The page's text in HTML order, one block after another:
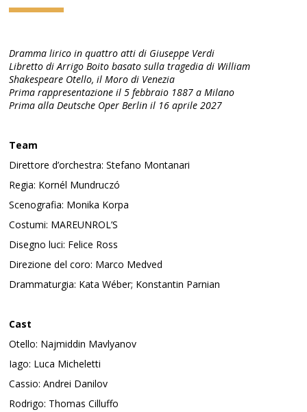
Dramma lirico in quattro atti di Giuseppe Verdi
Libretto di Arrigo Boito basato sulla tragedia di William
Shakespeare Otello, il Moro di Venezia
Prima rappresentazione il 5 febbraio 1887 a Milano
Prima alla Deutsche Oper Berlin il 16 aprile 2027
Team
Direttore d’orchestra: Stefano Montanari
Regia: Kornél Mundruczó
Scenografia: Monika Korpa
Costumi: MAREUNROL’S
Disegno luci: Felice Ross
Direzione del coro: Marco Medved
Drammaturgia: Kata Wéber; Konstantin Parnian
Cast
Otello: Najmiddin Mavlyanov
Iago: Luca Micheletti
Cassio: Andrei Danilov
Rodrigo: Thomas Cilluffo